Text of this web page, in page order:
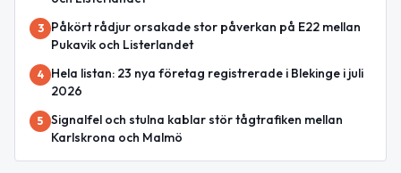
3
Påkört rådjur orsakade stor påverkan på E22 mellan
Pukavik och Listerlandet
4
Hela listan: 23 nya företag registrerade i Blekinge i juli
2026
5 Signalfel och stulna kablar stör tågtrafiken mellan
Karlskrona och Malmö